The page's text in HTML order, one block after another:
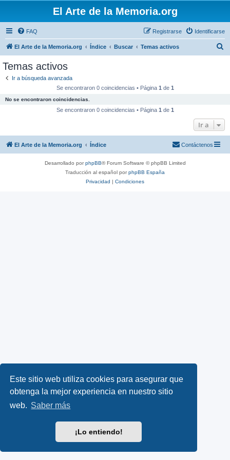
Este sitio web utiliza cookies para asegurar que
obtenga la mejor experiencia en nuestro sitio
web. Saber más
¡Lo entiendo!
El Arte de la Memoria.org
FAQ Identificarse
Registrarse
El Arte de la Memoria.org Índice Buscar Temas activos
Temas activos
Ir a búsqueda avanzada
Se encontraron 0 coincidencias • Página 1 de 1
No se encontraron coincidencias.
Se encontraron 0 coincidencias • Página 1 de 1
Ir a
El Arte de la Memoria.org Índice Contáctenos
Desarrollado porphpBB® Forum Software © phpBB Limited
Traducción al español porphpBB España
Privacidad | Condiciones